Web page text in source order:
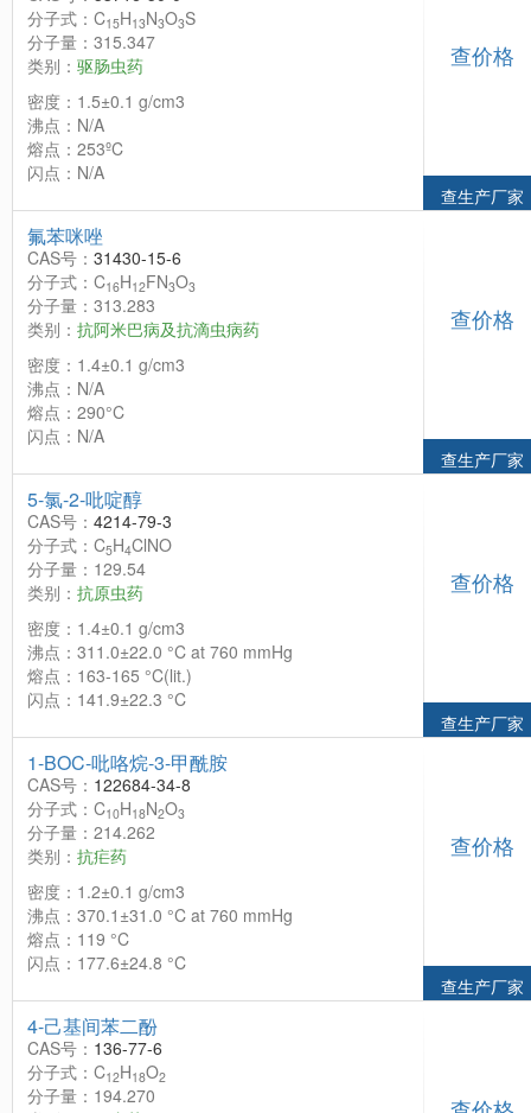
分子式：C15H13N3O3S
分子量：315.347
类别： 驱肠虫药
密度：1.5±0.1 g/cm3
沸点：N/A
熔点：253ºC
闪点：N/A
查价格
查生产厂家
氟苯咪唑
CAS号： 31430-15-6
分子式：C16H12FN3O3
分子量：313.283
类别： 抗阿米巴病及抗滴虫病药
密度：1.4±0.1 g/cm3
沸点：N/A
熔点：290°C
闪点：N/A
查价格
查生产厂家
5-氯-2-吡啶醇
CAS号： 4214-79-3
分子式：C5H4ClNO
分子量：129.54
类别： 抗原虫药
密度：1.4±0.1 g/cm3
沸点：311.0±22.0 °C at 760 mmHg
熔点：163-165 °C(lit.)
闪点：141.9±22.3 °C
查价格
查生产厂家
1-BOC-吡咯烷-3-甲酰胺
CAS号： 122684-34-8
分子式：C10H18N2O3
分子量：214.262
类别： 抗疟药
密度：1.2±0.1 g/cm3
沸点：370.1±31.0 °C at 760 mmHg
熔点：119 °C
闪点：177.6±24.8 °C
查价格
查生产厂家
4-己基间苯二酚
CAS号： 136-77-6
分子式：C12H18O2
分子量：194.270